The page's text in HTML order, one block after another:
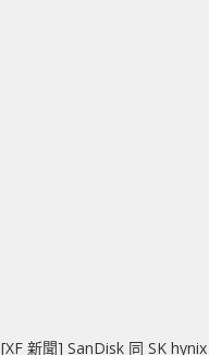
[XF 新聞] SanDisk 同 SK